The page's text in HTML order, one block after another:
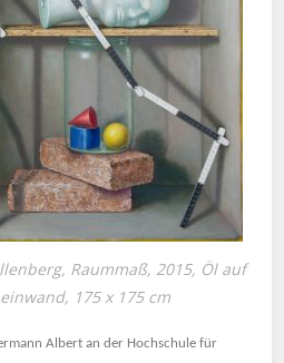
Raummaß, 2015, Öl auf
175 x 175 cm
Albert an der Hochschule für